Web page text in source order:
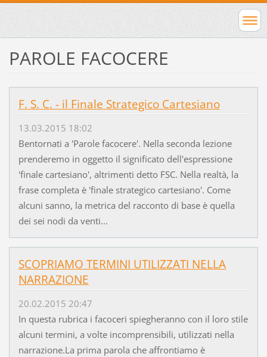
PAROLE FACOCERE
F. S. C. - il Finale Strategico Cartesiano
13.03.2015 18:02
Bentornati a 'Parole facocere'. Nella seconda lezione
prenderemo in oggetto il significato dell'espressione
'finale cartesiano', altrimenti detto FSC. Nella realtà, la
frase completa è 'finale strategico cartesiano'. Come
alcuni sanno, la metrica del racconto di base è quella
dei sei nodi da venti...
SCOPRIAMO TERMINI UTILIZZATI NELLA
NARRAZIONE
20.02.2015 20:47
In questa rubrica i facoceri spiegheranno con il loro stile
alcuni termini, a volte incomprensibili, utilizzati nella
narrazione.La prima parola che affrontiamo è